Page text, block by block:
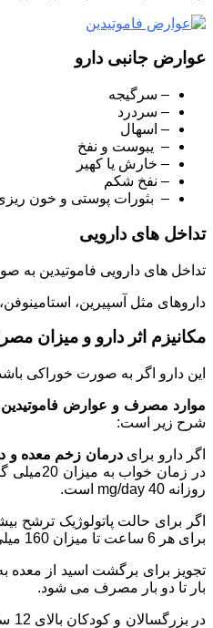
عوارض جانبی دارو
– سرگیجه
– سردرد
– اسهال
– یبوست و نفخ
– خارش یا کهیر
– نفخ شکم
– بثورات پوستی و خون
تداخل های دارویی
تداخل های دارویی فاموتیدین به
داروهای مثل آسپیرین، استامینوفن،
مکانیزم اثر دارو و میزان
این دارو اگر به صورت خوراکی باشد پس از مصرف حدود 40 تا 45 درصد آن جذب می گردد و زمان
موارد مصرف و عوارض
شرح زیر است:
اگر دارو برایدرمان زخم معده و
روزانه mg/day 40 است.
برای هر 6 ساعت تا میزان 160 میلی گرم در نظر گرفته شود.
بار تا دو بار مصرف می شود.